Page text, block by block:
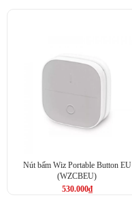
Nút bấm Wiz Portable Button EU
(WZCBEU)
530.000₫